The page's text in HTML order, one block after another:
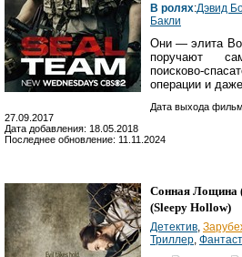
В ролях:Дэвид
Бакли
Они — элита
поручают
поисково-
операции и
Дата выхода
27.09.2017
Дата добавления: 18.05.2018
Последнее обновление: 11.11.2024
Сонная Лощина
(Sleepy Hollow)
Детектив
Триллер